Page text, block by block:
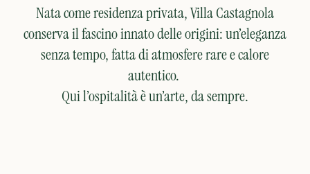
Nata come residenza privata, Villa Castagnola
conserva il fascino innato delle origini: un’eleganza
senza tempo, fatta di atmosfere rare e calore
autentico.
Qui l’ospitalità è un’arte, da sempre.